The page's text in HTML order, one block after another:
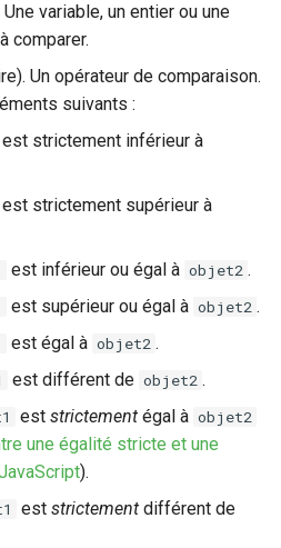
variable, un entier ou une
comparer.
Un opérateur de comparaison.
suivants :
est strictement inférieur à
est strictement supérieur à
est inférieur ou égal à objet2 .
est supérieur ou égal à objet2 .
est égal à objet2 .
est différent de objet2 .
est strictement égal à objet2
une égalité stricte et une
).
est strictement différent de